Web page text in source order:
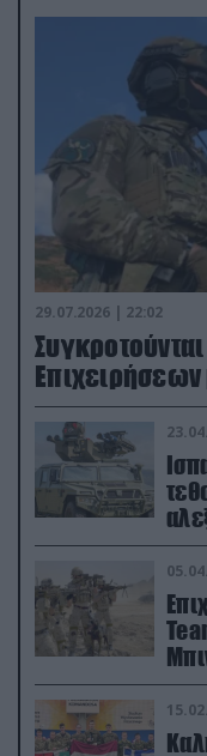
29.07.2026 | 22:02